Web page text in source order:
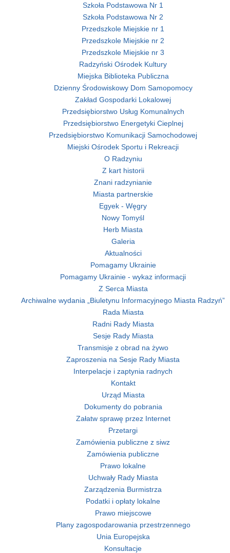
Szkoła Podstawowa Nr 1
Szkoła Podstawowa Nr 2
Przedszkole Miejskie nr 1
Przedszkole Miejskie nr 2
Przedszkole Miejskie nr 3
Radzyński Ośrodek Kultury
Miejska Biblioteka Publiczna
Dzienny Środowiskowy Dom Samopomocy
Zakład Gospodarki Lokalowej
Przedsiębiorstwo Usług Komunalnych
Przedsiębiorstwo Energetyki Cieplnej
Przedsiębiorstwo Komunikacji Samochodowej
Miejski Ośrodek Sportu i Rekreacji
O Radzyniu
Z kart historii
Znani radzynianie
Miasta partnerskie
Egyek - Węgry
Nowy Tomyśl
Herb Miasta
Galeria
Aktualności
Pomagamy Ukrainie
Pomagamy Ukrainie - wykaz informacji
Z Serca Miasta
Archiwalne wydania „Biuletynu Informacyjnego Miasta Radzyń”
Rada Miasta
Radni Rady Miasta
Sesje Rady Miasta
Transmisje z obrad na żywo
Zaproszenia na Sesje Rady Miasta
Interpelacje i zaptynia radnych
Kontakt
Urząd Miasta
Dokumenty do pobrania
Załatw sprawę przez Internet
Przetargi
Zamówienia publiczne z siwz
Zamówienia publiczne
Prawo lokalne
Uchwały Rady Miasta
Zarządzenia Burmistrza
Podatki i opłaty lokalne
Prawo miejscowe
Plany zagospodarowania przestrzennego
Unia Europejska
Konsultacje